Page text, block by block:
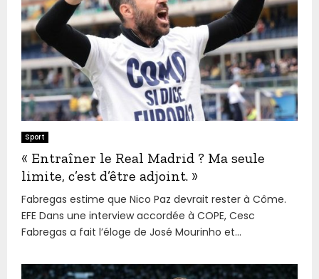
Sport
« Entraîner le Real Madrid ? Ma seule
limite, c’est d’être adjoint. »
Fabregas estime que Nico Paz devrait rester à Côme.
EFE Dans une interview accordée à COPE, Cesc
Fabregas a fait l’éloge de José Mourinho et...